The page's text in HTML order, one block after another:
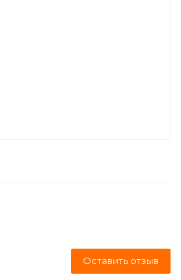
Оставить отзыв